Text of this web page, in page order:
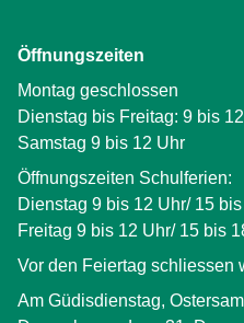
Öffnungszeiten
Montag geschlossen
Dienstag bis Freitag: 9 bis
Samstag 9 bis 12 Uhr
Öffnungszeiten Schulferien:
Dienstag 9 bis 12 Uhr/ 15
Freitag 9 bis 12 Uhr/ 15 bis
Vor den Feiertag schliessen
Am Güdisdienstag,